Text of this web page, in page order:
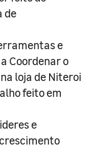
de
e
Coordenar o
loja de Niteroi
feito em
e